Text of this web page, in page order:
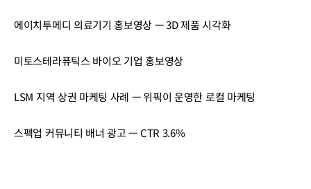
에이치투메디 의료기기 홍보영상 — 3D 제품 시각화
미토스테라퓨틱스 바이오 기업 홍보영상
LSM 지역 상권 마케팅 사례 — 위픽이 운영한 로컬 마케팅
스펙업 커뮤니티 배너 광고 — CTR 3.6%